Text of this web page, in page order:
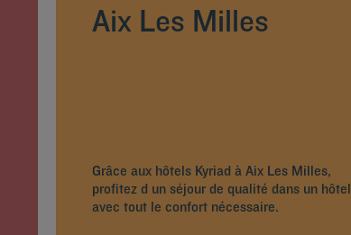
Aix Les Milles
Grâce aux hôtels Kyriad à Aix Les Milles,
profitez d un séjour de qualité dans un hôtel
avec tout le confort nécessaire.